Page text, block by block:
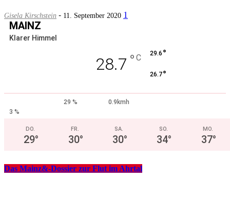
Gisela Kirschstein - 11. September 2020 1
MAINZ
Klarer Himmel
28.7 ° C 29.6 °
26.7°
29 %
0.9kmh
3 %
DO.
29°
FR.
30°
SA.
30°
SO.
34°
MO.
37°
Das Mainz&-Dossier zur Flut im Ahrtal